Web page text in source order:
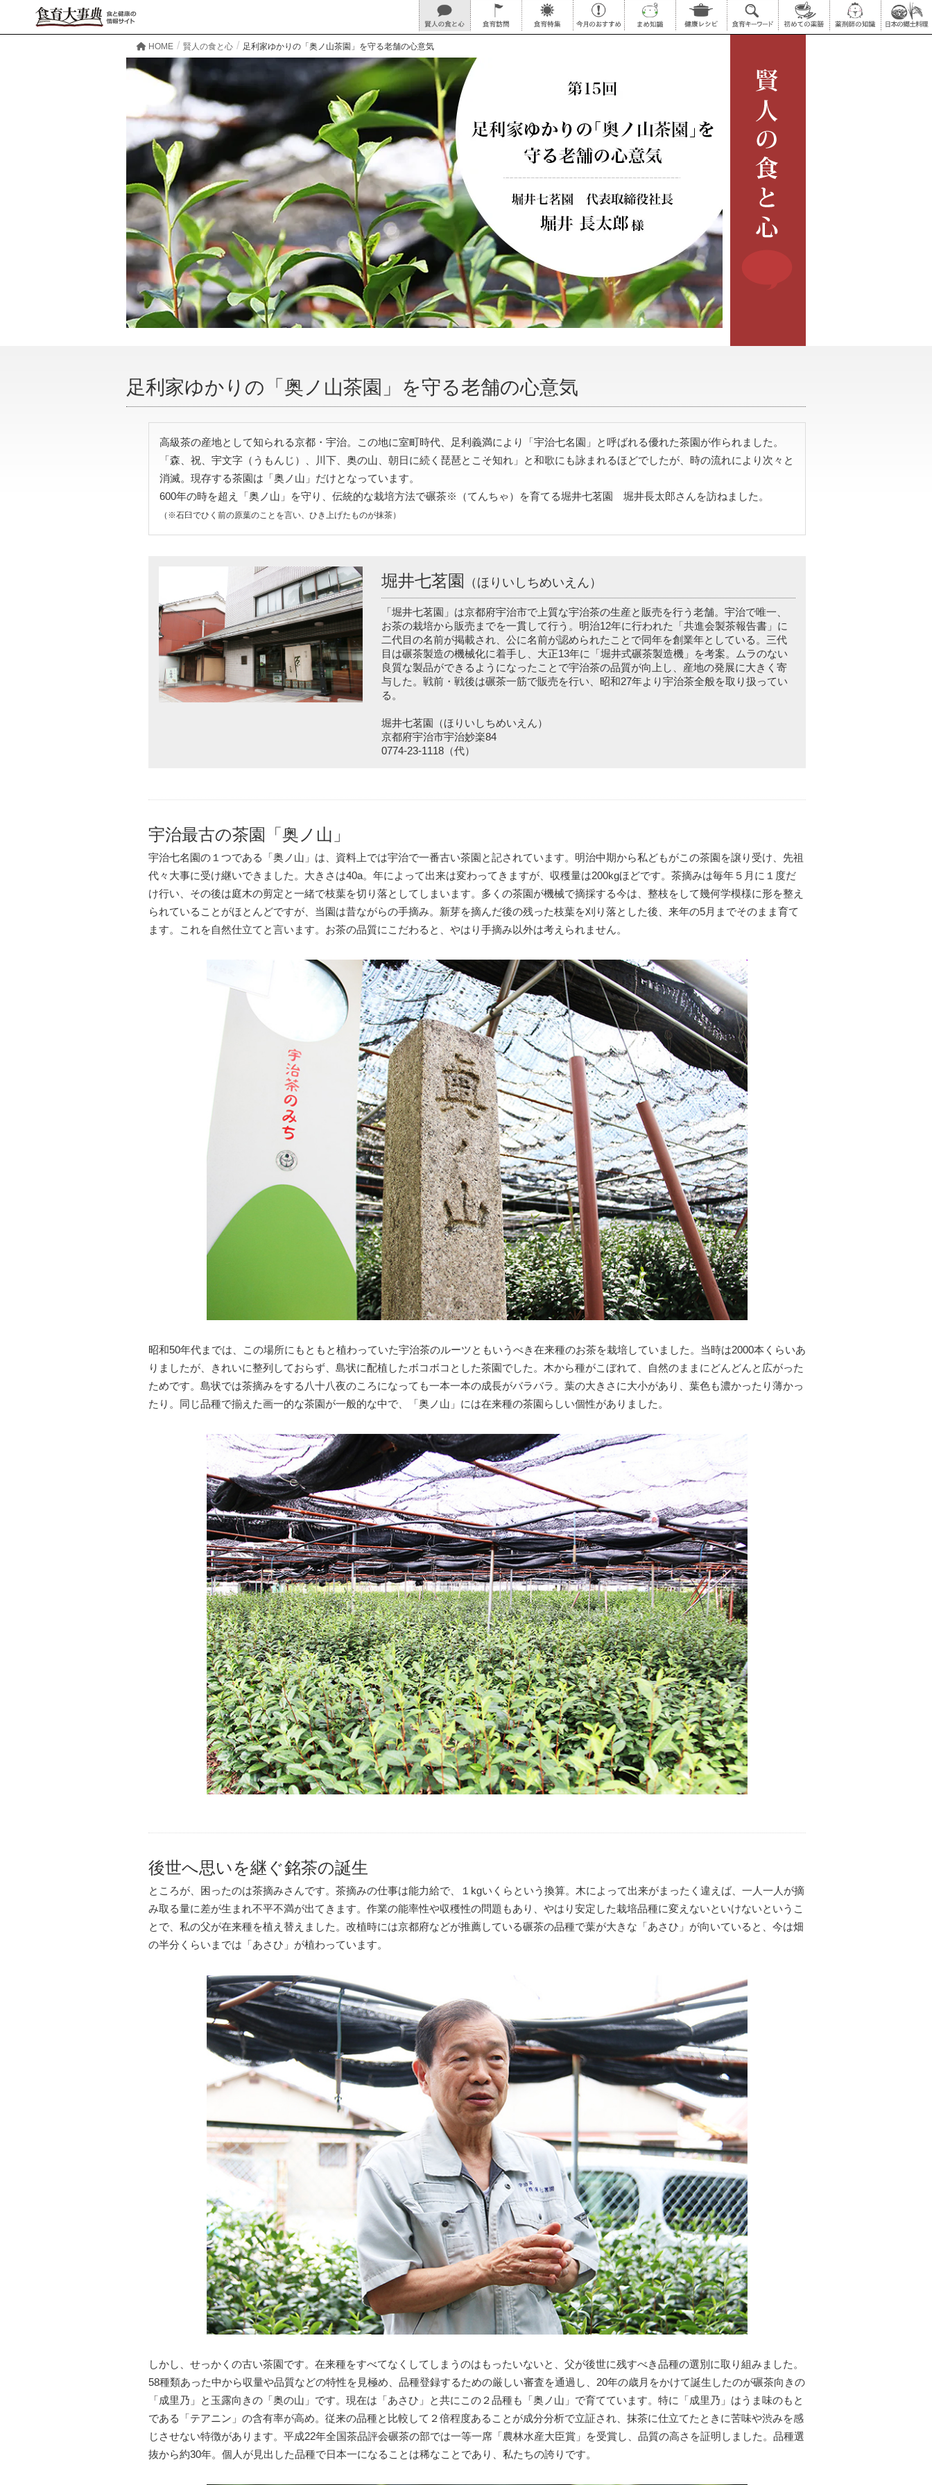
HOME 賢人の食と心 足利家ゆかりの「奥ノ山茶園」を守る老舗の心意気
足利家ゆかりの「奥ノ山茶園」を守る老舗の心意気
高級茶の産地として知られる京都・宇治。この地に室町時代、足利義満により「宇治七名園」と呼ばれる優れた茶園が作られました。
「森、祝、宇文字（うもんじ）、川下、奥の山、朝日に続く琵琶とこそ知れ」と和歌にも詠まれるほどでしたが、時の流れにより次々と
消滅。現存する茶園は「奥ノ山」だけとなっています。
600年の時を超え「奥ノ山」を守り、伝統的な栽培方法で碾茶※（てんちゃ）を育てる堀井七茗園 堀井長太郎さんを訪ねました。
（※石臼でひく前の原葉のことを言い、ひき上げたものが抹茶）
堀井七茗園 （ほりいしちめいえん）
「堀井七茗園」は京都府宇治市で上質な宇治茶の生産と販売を行う老舗。宇治で唯一、
お茶の栽培から販売までを一貫して行う。明治12年に行われた「共進会製茶報告書」に
二代目の名前が掲載され、公に名前が認められたことで同年を創業年としている。三代
目は碾茶製造の機械化に着手し、大正13年に「堀井式碾茶製造機」を考案。ムラのない
良質な製品ができるようになったことで宇治茶の品質が向上し、産地の発展に大きく寄
与した。戦前・戦後は碾茶一筋で販売を行い、昭和27年より宇治茶全般を取り扱ってい
る。
堀井七茗園（ほりいしちめいえん）
京都府宇治市宇治妙楽84
0774-23-1118（代）
宇治最古の茶園「奥ノ山」
宇治七名園の１つである「奥ノ山」は、資料上では宇治で一番古い茶園と記されています。明治中期から私どもがこの茶園を譲り受け、先祖
代々大事に受け継いできました。大きさは40a。年によって出来は変わってきますが、収穫量は200kgほどです。茶摘みは毎年５月に１度だ
け行い、その後は庭木の剪定と一緒で枝葉を切り落としてしまいます。多くの茶園が機械で摘採する今は、整枝をして幾何学模様に形を整え
られていることがほとんどですが、当園は昔ながらの手摘み。新芽を摘んだ後の残った枝葉を刈り落とした後、来年の5月までそのまま育て
ます。これを自然仕立てと言います。お茶の品質にこだわると、やはり手摘み以外は考えられません。
昭和50年代までは、この場所にもともと植わっていた宇治茶のルーツともいうべき在来種のお茶を栽培していました。当時は2000本くらいあ
りましたが、きれいに整列しておらず、島状に配植したボコボコとした茶園でした。木から種がこぼれて、自然のままにどんどんと広がった
ためです。島状では茶摘みをする八十八夜のころになっても一本一本の成長がバラバラ。葉の大きさに大小があり、葉色も濃かったり薄かっ
たり。同じ品種で揃えた画一的な茶園が一般的な中で、「奥ノ山」には在来種の茶園らしい個性がありました。
後世へ思いを継ぐ銘茶の誕生
ところが、困ったのは茶摘みさんです。茶摘みの仕事は能力給で、１kgいくらという換算。木によって出来がまったく違えば、一人一人が摘
み取る量に差が生まれ不平不満が出てきます。作業の能率性や収穫性の問題もあり、やはり安定した栽培品種に変えないといけないというこ
とで、私の父が在来種を植え替えました。改植時には京都府などが推薦している碾茶の品種で葉が大きな「あさひ」が向いていると、今は畑
の半分くらいまでは「あさひ」が植わっています。
しかし、せっかくの古い茶園です。在来種をすべてなくしてしまうのはもったいないと、父が後世に残すべき品種の選別に取り組みました。
58種類あった中から収量や品質などの特性を見極め、品種登録するための厳しい審査を通過し、20年の歳月をかけて誕生したのが碾茶向きの
「成里乃」と玉露向きの「奥の山」です。現在は「あさひ」と共にこの２品種も「奥ノ山」で育てています。特に「成里乃」はうま味のもと
である「テアニン」の含有率が高め。従来の品種と比較して２倍程度あることが成分分析で立証され、抹茶に仕立てたときに苦味や渋みを感
じさせない特徴があります。平成22年全国茶品評会碾茶の部では一等一席「農林水産大臣賞」を受賞し、品質の高さを証明しました。品種選
抜から約30年。個人が見出した品種で日本一になることは稀なことであり、私たちの誇りです。